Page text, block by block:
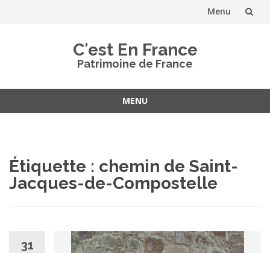
Menu
C'est En France
Patrimoine de France
MENU
Étiquette : chemin de Saint-
Jacques-de-Compostelle
31